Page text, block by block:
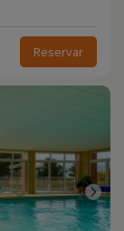
Reservar